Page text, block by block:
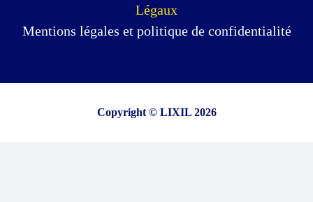
Légaux
Mentions légales et politique de confidentialité
Copyright © LIXIL 2026